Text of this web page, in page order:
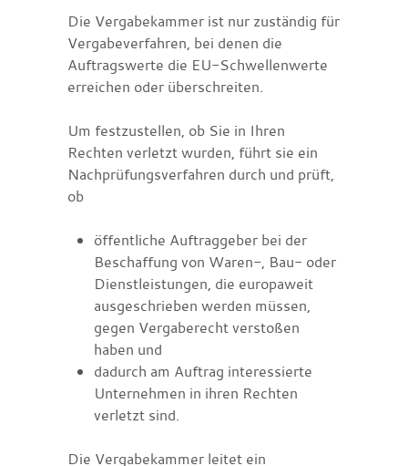
Die Vergabekammer ist nur zuständig für
Vergabeverfahren, bei denen die
Auftragswerte die EU-Schwellenwerte
erreichen oder überschreiten.
Um festzustellen, ob Sie in Ihren
Rechten verletzt wurden, führt sie ein
Nachprüfungsverfahren durch und prüft,
ob
öffentliche Auftraggeber bei der
Beschaffung von Waren-, Bau- oder
Dienstleistungen, die europaweit
ausgeschrieben werden müssen,
gegen Vergaberecht verstoßen
haben und
dadurch am Auftrag interessierte
Unternehmen in ihren Rechten
verletzt sind.
Die Vergabekammer leitet ein